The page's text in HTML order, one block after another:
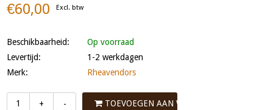
€60,00 Excl. btw
Beschikbaarheid:
Op voorraad
Levertijd:
1-2 werkdagen
Merk:
Rheavendors
+ - TOEVOEGEN AAN WINKELWAGEN